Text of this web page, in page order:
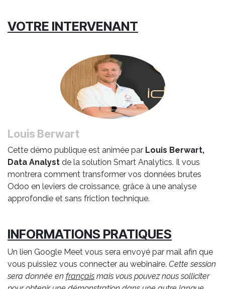
VOTRE INTERVENANT
Louis Berwart
Cette démo publique est animée par Louis Berwart,
Data Analyst de la solution Smart Analytics. Il vous
montrera comment transformer vos données brutes
Odoo en leviers de croissance, grâce à une analyse
approfondie et sans friction technique.
INFORMATIONS PRATIQUES
Un lien Google Meet vous sera envoyé par mail afin que
vous puissiez vous connecter au webinaire. Cette session
sera donnée en français mais vous pouvez nous solliciter